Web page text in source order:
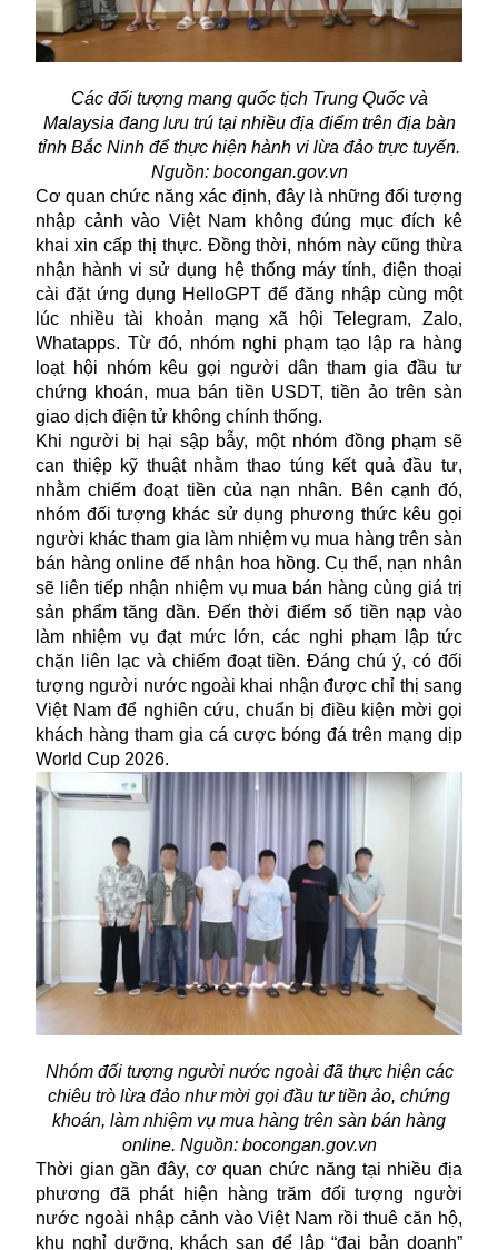
Các đối tượng mang quốc tịch Trung Quốc và
Malaysia đang lưu trú tại nhiều địa điểm trên địa bàn
tỉnh Bắc Ninh để thực hiện hành vi lừa đảo trực tuyến.
Nguồn: bocongan.gov.vn
Cơ quan chức năng xác định, đây là những đối tượng
nhập cảnh vào Việt Nam không đúng mục đích kê
khai xin cấp thị thực. Đồng thời, nhóm này cũng thừa
nhận hành vi sử dụng hệ thống máy tính, điện thoại
cài đặt ứng dụng HelloGPT để đăng nhập cùng một
lúc nhiều tài khoản mạng xã hội Telegram, Zalo,
Whatapps. Từ đó, nhóm nghi phạm tạo lập ra hàng
loạt hội nhóm kêu gọi người dân tham gia đầu tư
chứng khoán, mua bán tiền USDT, tiền ảo trên sàn
giao dịch điện tử không chính thống.
Khi người bị hại sập bẫy, một nhóm đồng phạm sẽ
can thiệp kỹ thuật nhằm thao túng kết quả đầu tư,
nhằm chiếm đoạt tiền của nạn nhân. Bên cạnh đó,
nhóm đối tượng khác sử dụng phương thức kêu gọi
người khác tham gia làm nhiệm vụ mua hàng trên sàn
bán hàng online để nhận hoa hồng. Cụ thể, nạn nhân
sẽ liên tiếp nhận nhiệm vụ mua bán hàng cùng giá trị
sản phẩm tăng dần. Đến thời điểm số tiền nạp vào
làm nhiệm vụ đạt mức lớn, các nghi phạm lập tức
chặn liên lạc và chiếm đoạt tiền. Đáng chú ý, có đối
tượng người nước ngoài khai nhận được chỉ thị sang
Việt Nam để nghiên cứu, chuẩn bị điều kiện mời gọi
khách hàng tham gia cá cược bóng đá trên mạng dịp
World Cup 2026.
Nhóm đối tượng người nước ngoài đã thực hiện các
chiêu trò lừa đảo như mời gọi đầu tư tiền ảo, chứng
khoán, làm nhiệm vụ mua hàng trên sàn bán hàng
online. Nguồn: bocongan.gov.vn
Thời gian gần đây, cơ quan chức năng tại nhiều địa
phương đã phát hiện hàng trăm đối tượng người
nước ngoài nhập cảnh vào Việt Nam rồi thuê căn hộ,
khu nghỉ dưỡng, khách sạn để lập “đại bản doanh”